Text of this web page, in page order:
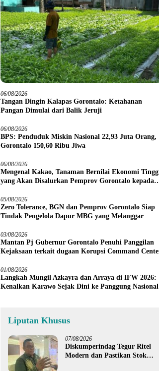
06/08/2026
Tangan Dingin Kalapas Gorontalo: Ketahanan
Pangan Dimulai dari Balik Jeruji
06/08/2026
BPS: Penduduk Miskin Nasional 22,93 Juta Orang,
Gorontalo 150,60 Ribu Jiwa
06/08/2026
Mengenal Kakao, Tanaman Bernilai Ekonomi
yang Akan Disalurkan Pemprov Gorontalo kepada
05/08/2026
Zero Tolerance, BGN dan Pemprov Gorontalo Siap
Tindak Pengelola Dapur MBG yang Melanggar
03/08/2026
Mantan Pj Gubernur Gorontalo Penuhi Panggilan
Kejaksaan terkait dugaan Korupsi Command
01/08/2026
Langkah Mungil Azkayra dan Arraya di IFW 2026:
Kenalkan Karawo Sejak Dini ke Panggung Nasional
Liputan Khusus
07/08/2026
Diskumperindag Tegur Ritel
Modern dan Pastikan Stok